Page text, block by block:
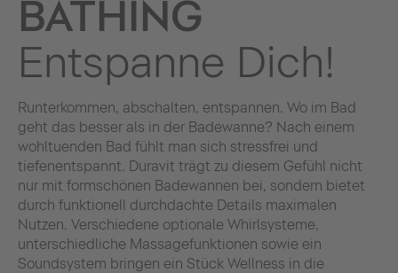
BATHING
Entspanne Dich!
Runterkommen, abschalten, entspannen. Wo im Bad
geht das besser als in der Badewanne? Nach einem
wohltuenden Bad fühlt man sich stressfrei und
tiefenentspannt. Duravit trägt zu diesem Gefühl nicht
nur mit formschönen Badewannen bei, sondern bietet
durch funktionell durchdachte Details maximalen
Nutzen. Verschiedene optionale Whirlsysteme,
unterschiedliche Massagefunktionen sowie ein
Soundsystem bringen ein Stück Wellness in die